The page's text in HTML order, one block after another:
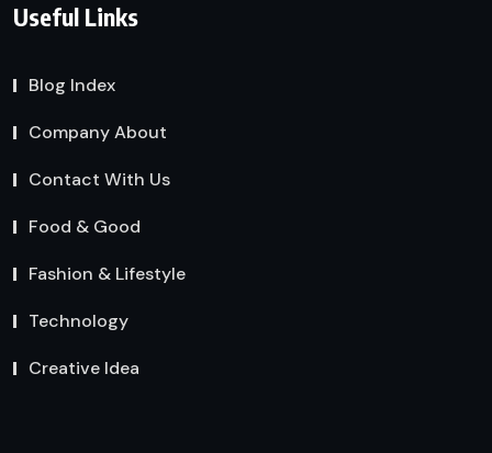
Useful Links
Blog Index
Company About
Contact With Us
Food & Good
Fashion & Lifestyle
Technology
Creative Idea